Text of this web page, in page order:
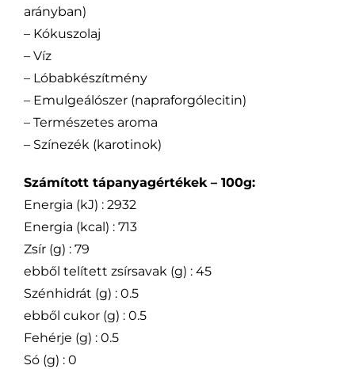
arányban)
– Kókuszolaj
– Víz
– Lóbabkészítmény
– Emulgeálószer (napraforgólecitin)
– Természetes aroma
– Színezék (karotinok)
Számított tápanyagértékek – 100g:
Energia (kJ) : 2932
Energia (kcal) : 713
Zsír (g) : 79
ebből telített zsírsavak (g) : 45
Szénhidrát (g) : 0.5
ebből cukor (g) : 0.5
Fehérje (g) : 0.5
Só (g) : 0